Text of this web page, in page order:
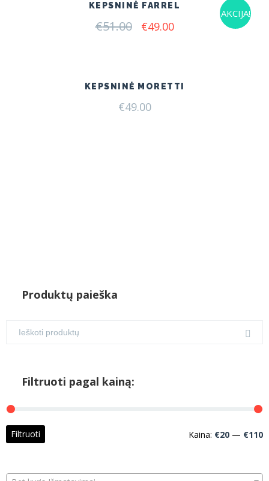
AKCIJA!
KEPSNINĖ FARREL
€51.00 Original
€49.00Current
KEPSNINĖ MORETTI
€49.00
Produktų paieška
Filtruoti pagal kainą:
Filtruoti Kaina: €20 — €110